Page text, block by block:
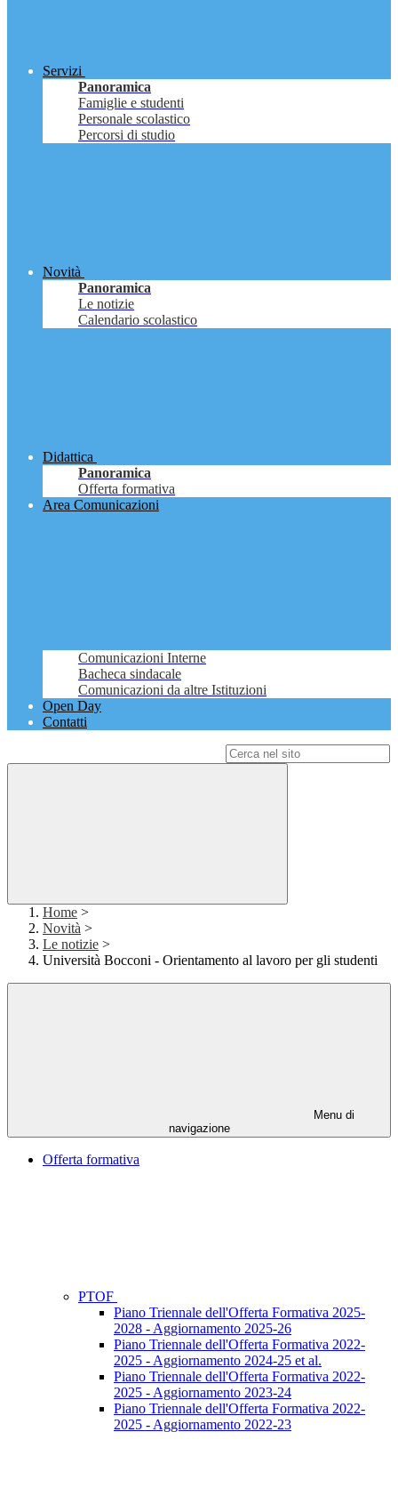
Servizi
Panoramica
Famiglie e studenti
Personale scolastico
Percorsi di studio
Novità
Panoramica
Le notizie
Calendario scolastico
Didattica
Panoramica
Offerta formativa
Area Comunicazioni
Comunicazioni Interne
Bacheca sindacale
Comunicazioni da altre Istituzioni
Open Day
Contatti
Home >
Novità >
Le notizie >
Università Bocconi - Orientamento al lavoro per gli studenti
Menu di
navigazione
Offerta formativa
PTOF
Piano Triennale dell'Offerta Formativa 2025-
2028 - Aggiornamento 2025-26
Piano Triennale dell'Offerta Formativa 2022-
2025 - Aggiornamento 2024-25 et al.
Piano Triennale dell'Offerta Formativa 2022-
2025 - Aggiornamento 2023-24
Piano Triennale dell'Offerta Formativa 2022-
2025 - Aggiornamento 2022-23